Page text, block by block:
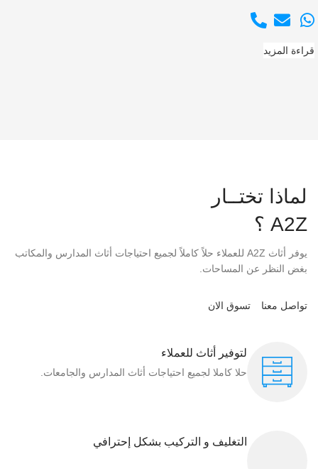
قراءة المزيد
لماذا تختــار
A2Z ؟
يوفر أثاث A2Z للعملاء حلاً كاملاً لجميع احتياجات أثاث المدارس والمكاتب
بغض النظر عن المساحات.
تواصل معنا تسوق الان
لتوفير أثاث للعملاء
حلا كاملا لجميع احتياجات أثاث المدارس والجامعات.
التغليف و التركيب بشكل إحترافي